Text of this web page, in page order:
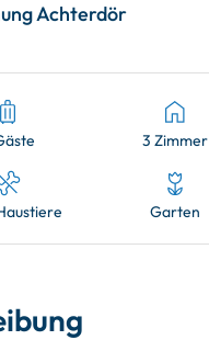
Achterdör
3 Zimmer
Garten